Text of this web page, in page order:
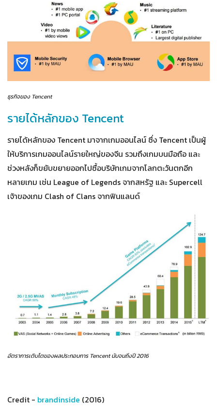
ธุรกิจของ Tencent
รายได้หลักของ Tencent
รายได้หลักของ Tencent มาจากเกมออนไลน์ ซึ่ง Tencent เป็นผู้
ให้บริการเกมออนไลน์รายใหญ่ของจีน รวมถึงเกมบนมือถือ และ
ช่วงหลังก็ขยับขยายออกไปซื้อบริษัทเกมจากโลกตะวันตกอีก
หลายเกม เช่น League of Legends จากสหรัฐ และ Supercell
เจ้าของเกม Clash of Clans จากฟินแลนด์
อัตราการเติบโตของผลประกอบการ Tencent นับจนถึงปี 2016
Credit - brandinside (2016)